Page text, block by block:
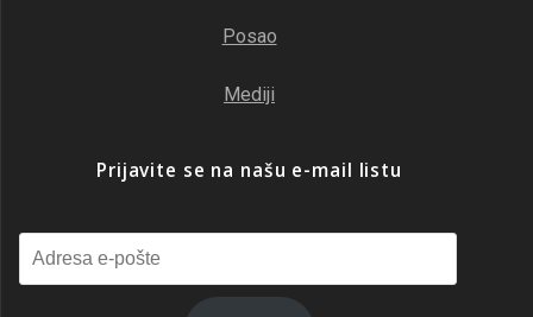
Posao
Mediji
Prijavite se na našu e-mail listu